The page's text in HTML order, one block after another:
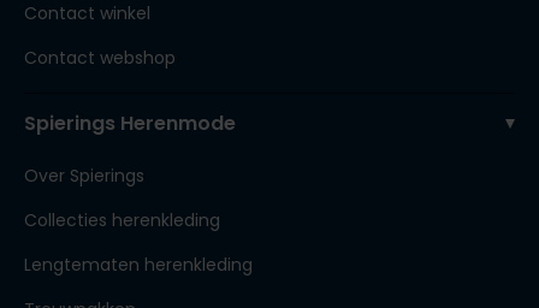
Contact winkel
Contact webshop
Spierings Herenmode
Over Spierings
Collecties herenkleding
Lengtematen herenkleding